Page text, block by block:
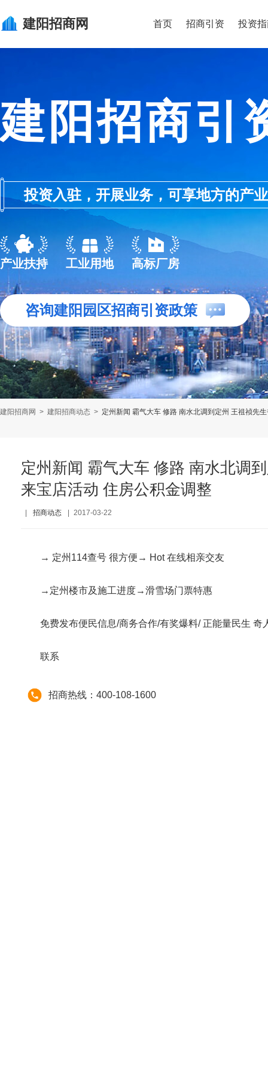
建阳招商网 首页 招商引资 投资
建阳招商引
投资入驻，开展业务，可享地方的产
产业扶持 工业用地 高标厂房
咨询建阳园区招商引资政策
建阳招商网 > 建阳招商动态 > 定州新闻 霸气大车 修路 南水北调到定州 王祖祯先
定州新闻 霸气大车 修路 南水北调
来宝店活动 住房公积金调整
招商动态 2017-03-22
→ 定州114查号 很方便→ Hot 在线相亲交友
→定州楼市及施工进度→滑雪场门票特惠
免费发布便民信息/商务合作/有奖爆料/ 正能量民生 奇
联系
招商热线：400-108-1600